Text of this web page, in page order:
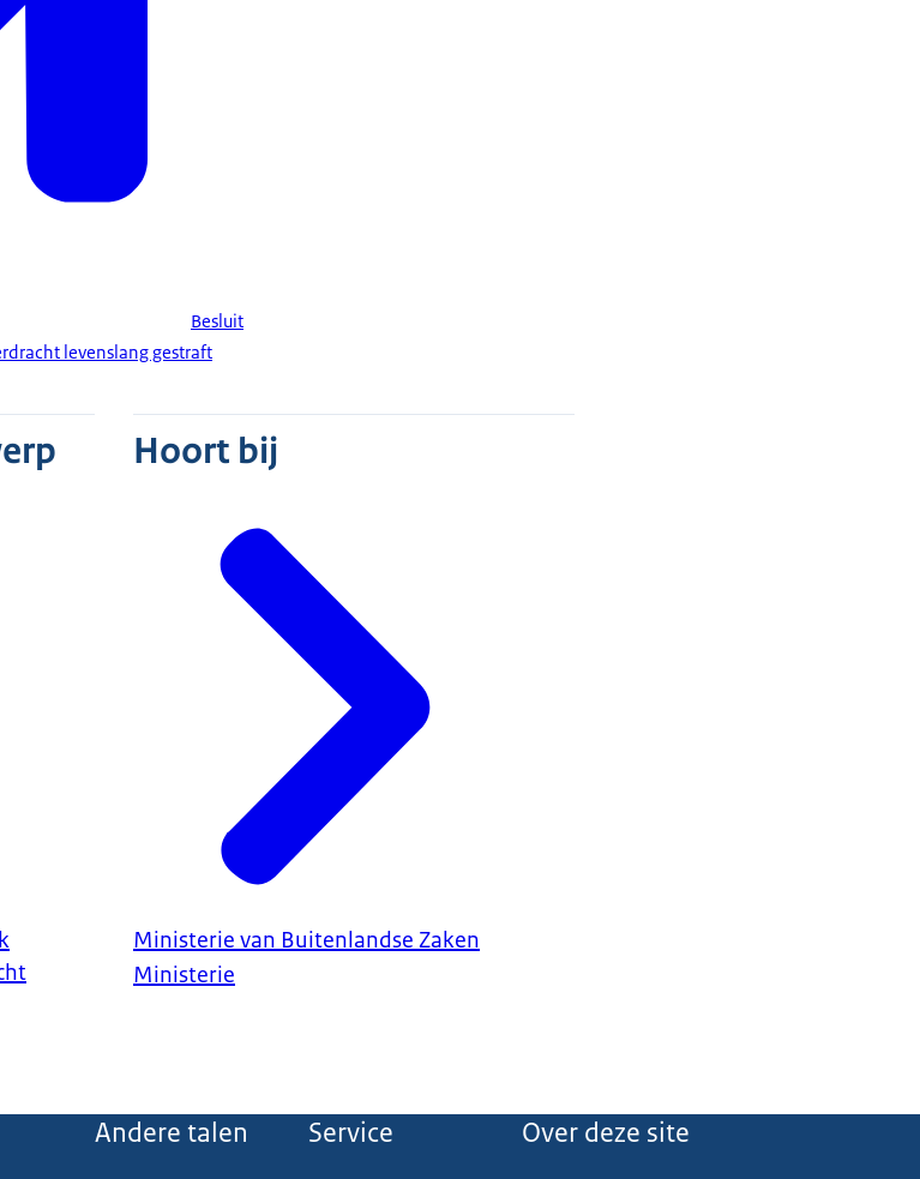
Besluit
levenslang gestraft
Hoort bij
Ministerie van Buitenlandse Zaken
Ministerie
Andere talen Service Over deze site